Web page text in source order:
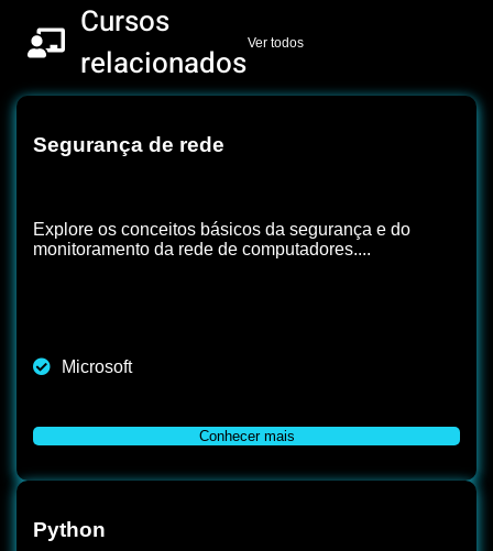
Cursos
relacionadosVer todos
Segurança de rede
Explore os conceitos básicos da segurança e do
monitoramento da rede de computadores....
Microsoft
Conhecer mais
Python